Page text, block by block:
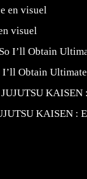
visuel
Obtain
KAISEN :